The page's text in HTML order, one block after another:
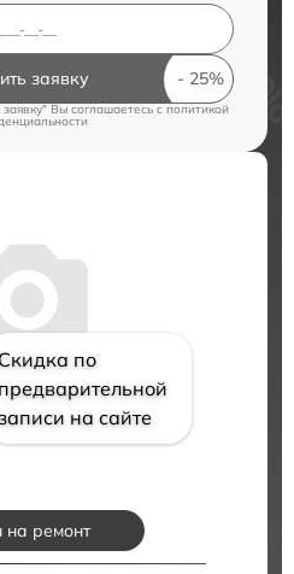
заявку
Вы соглашаетесь c политикой
Скидка по
предварительной
на сайте
на ремонт